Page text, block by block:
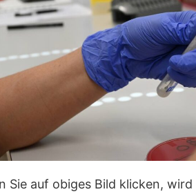
Sie auf obiges Bild klicken, wird